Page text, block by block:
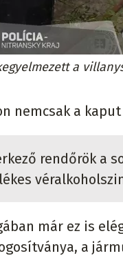
a
nemcsak a
rendőrök a
már ez is
a